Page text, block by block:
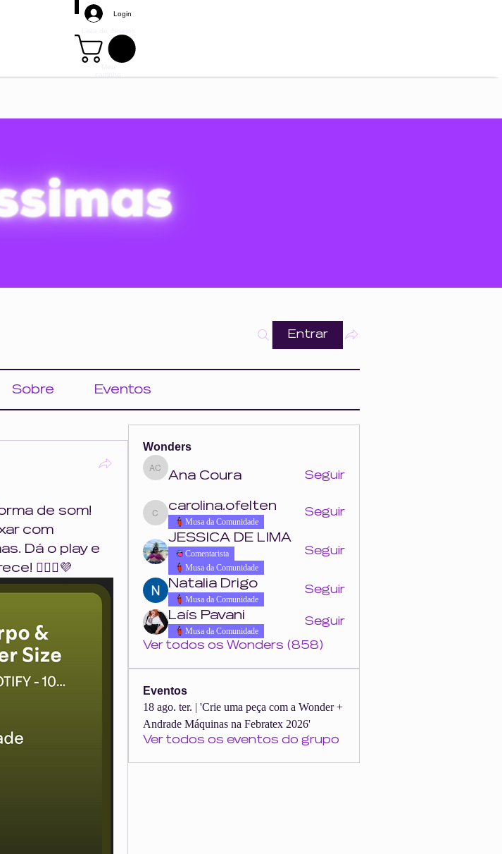
Login
Entrar
Sobre Eventos
de som!
com
Dá o play e
💆🏽‍♀️💜
Wonders
Ana Coura
Ana Coura Seguir
carolina.ofelten
carolina.ofelten
Musa da Comunidade
Seguir
JESSICA DE LIMA
Comentarista
Musa da Comunidade
Seguir
Natalia Drigo
Musa da Comunidade
Seguir
Laís Pavani
Musa da Comunidade
Seguir
Ver todos os Wonders (858)
Eventos
18 ago. ter. | 'Crie uma peça com a Wonder +
Andrade Máquinas na Febratex 2026'
Ver todos os eventos do grupo